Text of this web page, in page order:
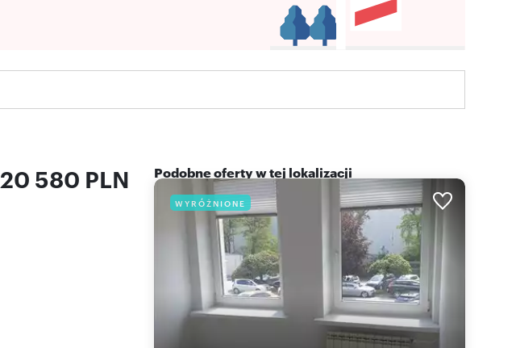
20 580 PLN Podobne oferty w tej lokalizacji
WYRÓŻNIONE